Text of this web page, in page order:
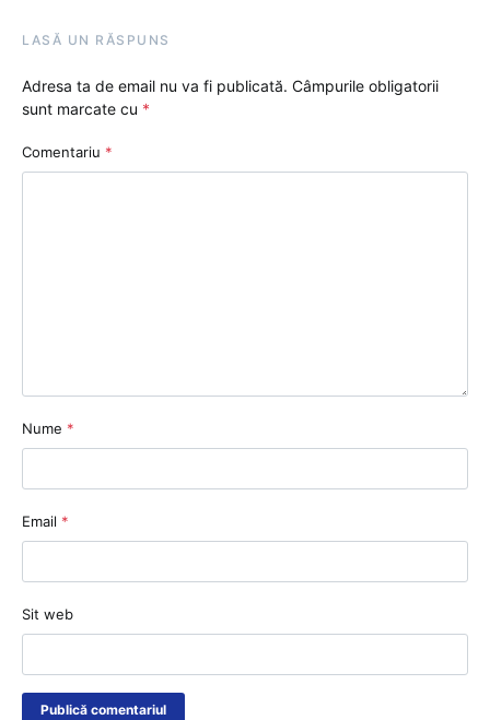
LASĂ UN RĂSPUNS
Adresa ta de email nu va fi publicată. Câmpurile obligatorii
sunt marcate cu *
Comentariu *
Nume *
Email *
Sit web